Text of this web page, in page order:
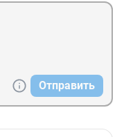
Отправить